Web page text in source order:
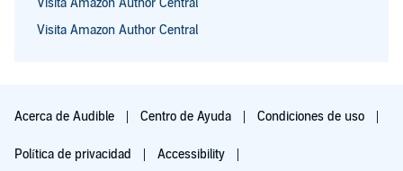
Visita Amazon Author Central
Visita Amazon Author Central
Acerca de Audible Centro de Ayuda Condiciones de uso
Política de privacidad Accessibility